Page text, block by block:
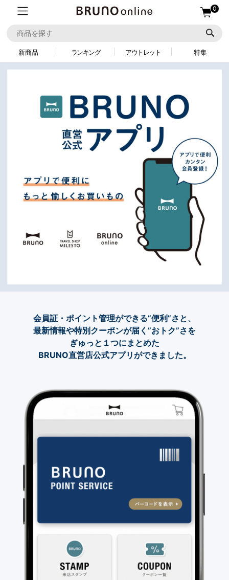
0
新商品 ランキング アウトレット 特集
会員証・ポイント管理ができる”便利”さと、
最新情報や特別クーポンが届く”おトク”さを
ぎゅっと１つにまとめた
BRUNO直営店公式アプリができました。